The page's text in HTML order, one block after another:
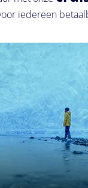
iedereen